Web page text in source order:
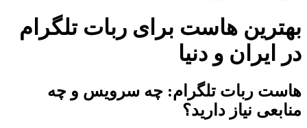
بهترین هاست برای ربات تلگرام
در ایران و دنیا
هاست ربات تلگرام: چه سرویس‌ و چه
منابعی نیاز دارید؟